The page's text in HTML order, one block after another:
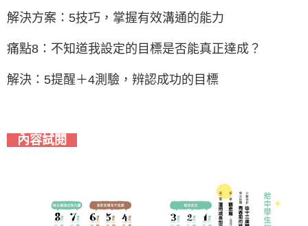
解決方案：5技巧，掌握有效溝通的能力
痛點8：不知道我設定的目標是否能真正達成？
解決：5提醒＋4測驗，辨認成功的目標
內容試閱